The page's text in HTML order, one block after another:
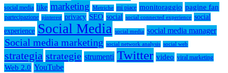
social media like marketing Metriche mi piace monitoraggio pagine fan
partecipazione pinterest privacy SEO social social connected experience social
experience Social Media social media social media manager
Social media marketing social network analysis social web
strategia strategie strumenti Twitter video viral marketing
Web 2.0 YouTube